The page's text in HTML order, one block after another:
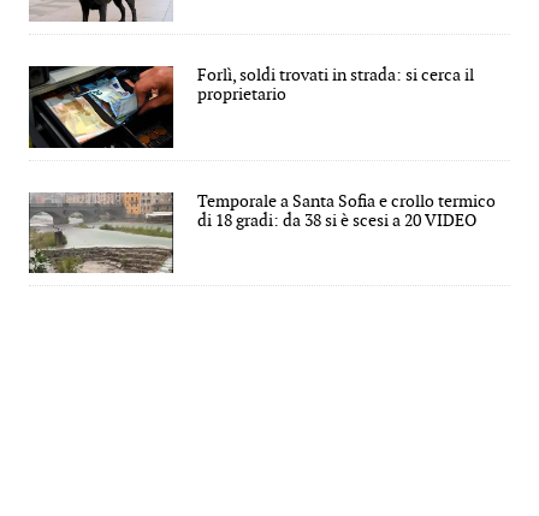
Forlì, soldi trovati in strada: si cerca il
proprietario
Temporale a Santa Sofia e crollo termico
di 18 gradi: da 38 si è scesi a 20 VIDEO